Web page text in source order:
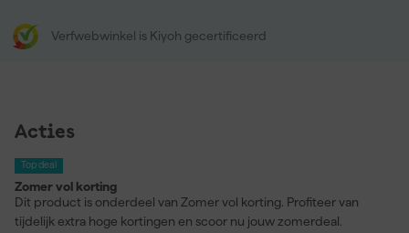
Verfwebwinkel is Kiyoh gecertificeerd
Acties
Top deal
Zomer vol korting
Dit product is onderdeel van Zomer vol korting. Profiteer van
tijdelijk extra hoge kortingen en scoor nu jouw zomerdeal.